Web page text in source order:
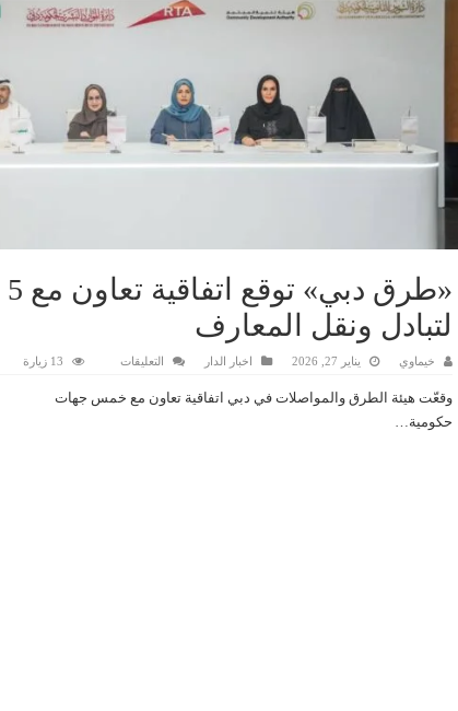
لتبادل ونقل المعارف
خيماوي يناير 27, 2026 اخبار الدار التعليقات
توقع
13 زيارة
وقعّت هيئة الطرق والمواصلات في دبي اتفاقية تعاون مع خمس جهات
حكومية…